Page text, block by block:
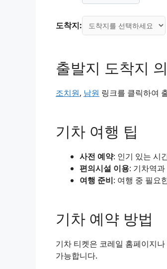
도착지:
출발지 도착지
조치원, 남원 링크를 클릭하여
기차 여행 팁
사전 예약: 인기 있는 시
편의시설 이용: 기차역
여행 준비: 여행 중 필요
기차 예약 방법
기차 티켓은 코레일 홈페이지
가능합니다.